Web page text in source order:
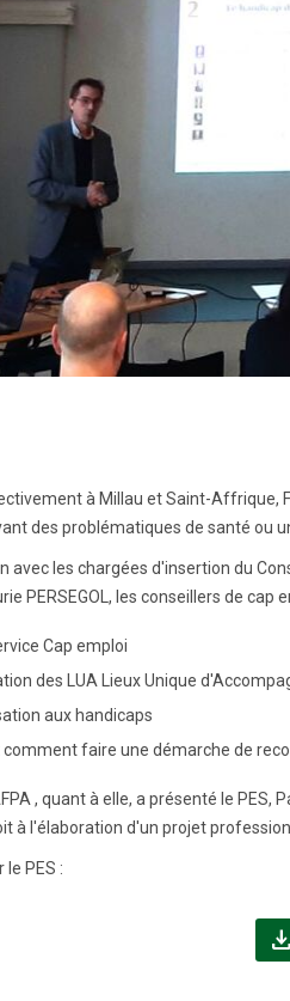
à Millau et Saint-Affrique,
des problématiques de santé ou
avec les chargées d'insertion du
PERSEGOL, les conseillers de cap
Cap emploi
des LUA Lieux Unique
aux handicaps
comment faire une démarche de
, quant à elle, a présenté le
à l'élaboration d'un projet
le PES :
file_download